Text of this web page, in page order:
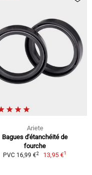
Ariete
Bagues d'étanchéité de
fourche
PVC 16,99 €2 13,95 €1